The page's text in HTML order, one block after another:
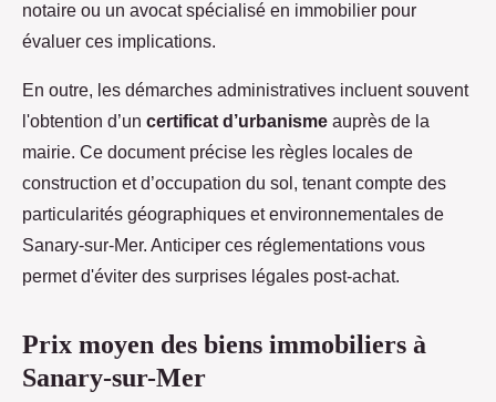
notaire ou un avocat spécialisé en immobilier pour
évaluer ces implications.
En outre, les démarches administratives incluent souvent
l'obtention d’un certificat d’urbanisme auprès de la
mairie. Ce document précise les règles locales de
construction et d’occupation du sol, tenant compte des
particularités géographiques et environnementales de
Sanary-sur-Mer. Anticiper ces réglementations vous
permet d'éviter des surprises légales post-achat.
Prix moyen des biens immobiliers à
Sanary-sur-Mer